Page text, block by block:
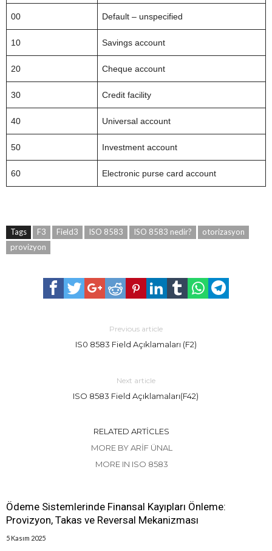
00 Default – unspecified
10 Savings account
20 Cheque account
30 Credit facility
40 Universal account
50 Investment account
60 Electronic purse card account
Tags F3 Field3 ISO 8583 ISO 8583 nedir?
otorizasyon
provizyon
Previous article
IS0 8583 Field Açıklamaları (F2)
Next article
ISO 8583 Field Açıklamaları(F42)
RELATED ARTICLES
MORE BY ARIF ÜNAL
MORE IN ISO 8583
Ödeme Sistemlerinde Finansal Kayıpları Önleme:
Provizyon, Takas ve Reversal Mekanizması
5 Kasım 2025